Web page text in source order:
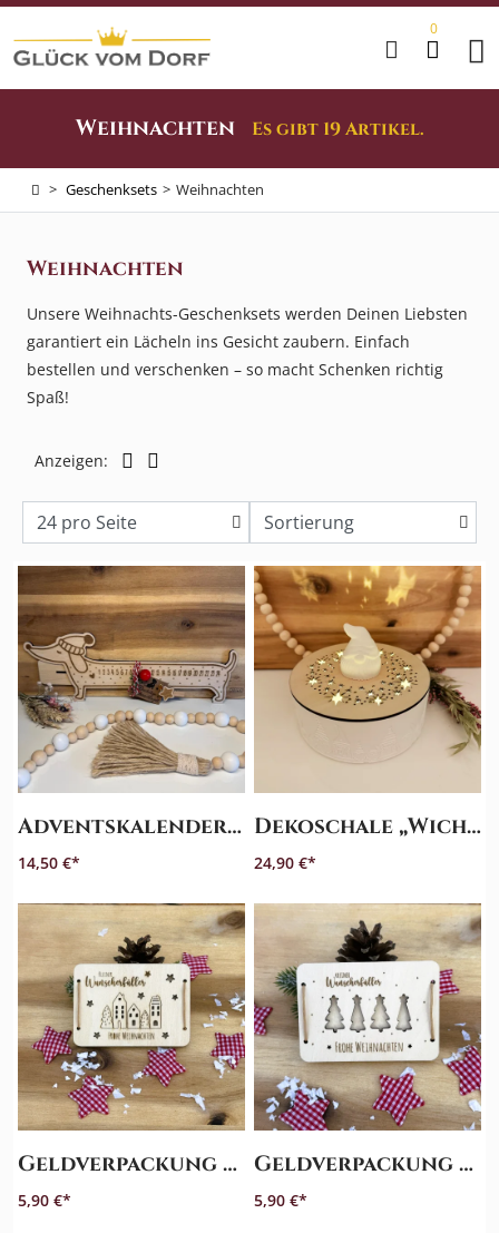
0
Home
Anlässe
&
Dekowelt
Genusswelt
Home
&
Fashion
Kerzen
&
Karten
Laserprodukte
Neu
Über
uns
Kontakt
Warenkorb
(0 )
Weihnachten Es gibt 19 Artikel.
> Geschenksets > Weihnachten
Weihnachten
Unsere Weihnachts-Geschenksets werden Deinen Liebsten
garantiert ein Lächeln ins Gesicht zaubern. Einfach
bestellen und verschenken – so macht Schenken richtig
Spaß!
Anzeigen:
Adventskalender - Weihnachtscountdown "Dackel"
14,50 €
Dekoschale „Wichtel“ mit Deckel
24,90 €
Geldverpackung „Wunscherfüller Häuschen“
5,90 €
Geldverpackung „Wunscherfüller Tannenbäume“
5,90 €